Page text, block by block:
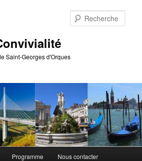
Saint-Georges d'Orques
Programme Nous contacter